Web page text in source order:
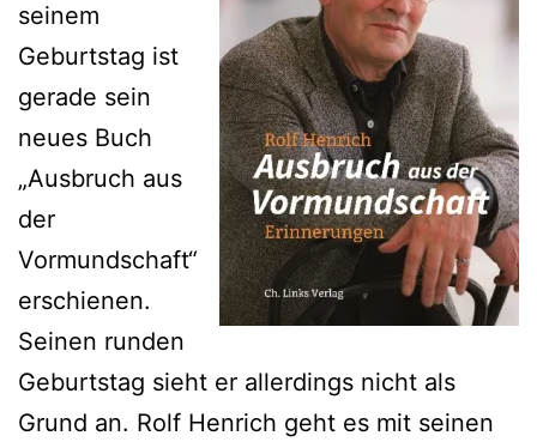
seinem
Geburtstag ist
gerade sein
neues Buch
„Ausbruch aus
der
Vormundschaft“
erschienen.
Seinen runden
Geburtstag sieht er allerdings nicht als
Grund an. Rolf Henrich geht es mit seinen